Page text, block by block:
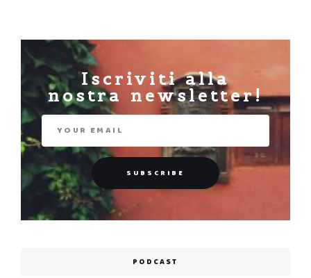
Iscriviti alla
nostra newsletter!
PODCAST